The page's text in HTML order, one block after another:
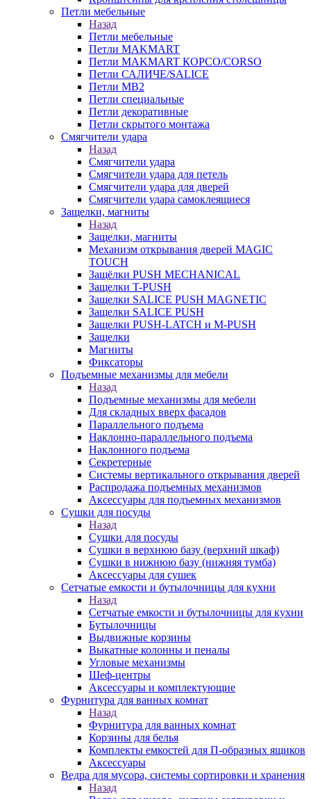
Петли мебельные
Назад
Петли мебельные
Петли MAKMART
Петли MAKMART КОРСО/CORSO
Петли САЛИЧЕ/SALICE
Петли MB2
Петли специальные
Петли декоративные
Петли скрытого монтажа
Смягчители удара
Назад
Смягчители удара
Смягчители удара для петель
Смягчители удара для дверей
Cмягчители удара самоклеящиеся
Защелки, магниты
Назад
Защелки, магниты
Механизм открывания дверей MAGIC
TOUCH
Защёлки PUSH MECHANICAL
Защелки T-PUSH
Защелки SALICE PUSH MAGNETIC
Защелки SALICE PUSH
Защелки PUSH-LATCH и M-PUSH
Защелки
Магниты
Фиксаторы
Подъемные механизмы для мебели
Назад
Подъемные механизмы для мебели
Для складных вверх фасадов
Параллельного подъема
Наклонно-параллельного подъема
Наклонного подъема
Секретерные
Системы вертикального открывания дверей
Распродажа подъемных механизмов
Аксессуары для подъемных механизмов
Сушки для посуды
Назад
Сушки для посуды
Сушки в верхнюю базу (верхний шкаф)
Сушки в нижнюю базу (нижняя тумба)
Аксессуары для сушек
Сетчатые емкости и бутылочницы для кухни
Назад
Сетчатые емкости и бутылочницы для кухни
Бутылочницы
Выдвижные корзины
Выкатные колонны и пеналы
Угловые механизмы
Шеф-центры
Аксессуары и комплектующие
Фурнитура для ванных комнат
Назад
Фурнитура для ванных комнат
Корзины для белья
Комплекты емкостей для П-образных ящиков
Аксессуары
Ведра для мусора, системы сортировки и хранения
Назад